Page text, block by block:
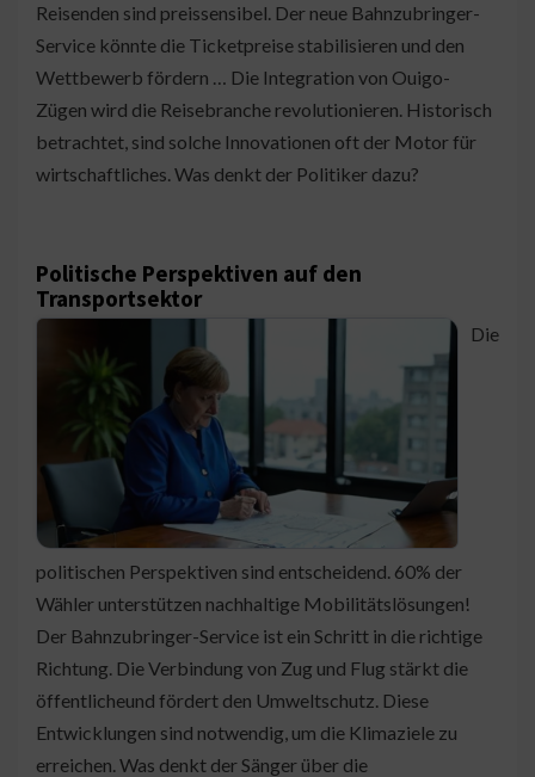
Reisenden sind preissensibel. Der neue Bahnzubringer-
Service könnte die Ticketpreise stabilisieren und den
Wettbewerb fördern … Die Integration von Ouigo-
Zügen wird die Reisebranche revolutionieren. Historisch
betrachtet, sind solche Innovationen oft der Motor für
wirtschaftliches. Was denkt der Politiker dazu?
Politische Perspektiven auf den
Transportsektor
Die
politischen Perspektiven sind entscheidend. 60% der
Wähler unterstützen nachhaltige Mobilitätslösungen!
Der Bahnzubringer-Service ist ein Schritt in die richtige
Richtung. Die Verbindung von Zug und Flug stärkt die
öffentlicheund fördert den Umweltschutz. Diese
Entwicklungen sind notwendig, um die Klimaziele zu
erreichen. Was denkt der Sänger über die